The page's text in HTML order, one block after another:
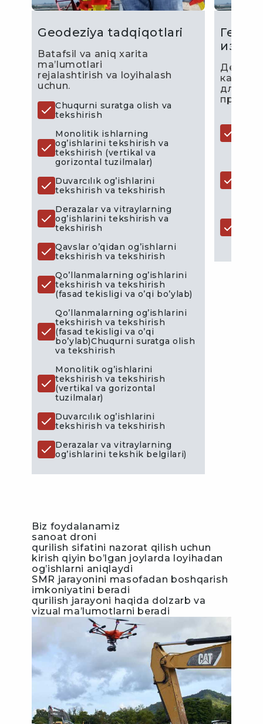
Geodeziya tadqiqotlari
Batafsil va aniq xarita
ma’lumotlari
rejalashtirish va loyihalash
uchun.
Chuqurni suratga olish va
tekshirish
Monolitik ishlarning
og’ishlarini tekshirish va
tekshirish (vertikal va
gorizontal tuzilmalar)
Duvarcılık og’ishlarini
tekshirish va tekshirish
Derazalar va vitraylarning
og’ishlarini tekshirish va
tekshirish
Qavslar o’qidan og’ishlarni
tekshirish va tekshirish
Qo’llanmalarning og’ishlarini
tekshirish va tekshirish
(fasad tekisligi va o’qi bo’ylab)
Qo’llanmalarning og’ishlarini
tekshirish va tekshirish
(fasad tekisligi va o’qi
bo’ylab)Chuqurni suratga olish
va tekshirish
Monolitik og’ishlarini
tekshirish va tekshirish
(vertikal va gorizontal
tuzilmalar)
Duvarcılık og’ishlarini
tekshirish va tekshirish
Derazalar va vitraylarning
og’ishlarini tekshik belgilari)
для
Biz foydalanamiz
sanoat droni
qurilish sifatini nazorat qilish uchun
kirish qiyin bo’lgan joylarda loyihadan
og’ishlarni aniqlaydi
SMR jarayonini masofadan boshqarish
imkoniyatini beradi
qurilish jarayoni haqida dolzarb va
vizual ma’lumotlarni beradi